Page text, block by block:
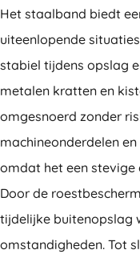
Het staalband biedt
uiteenlopende
stabiel tijdens opslag
metalen kratten en
omgesnoerd zonder
machineonderdelen
omdat het een stevige
Door de
tijdelijke buitenopslag
omstandigheden. Tot